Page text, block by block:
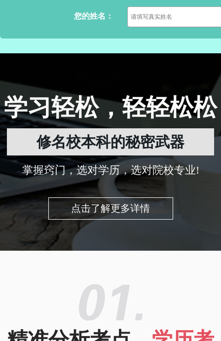
您的姓名：
学习轻松，轻轻松松
修名校本科的秘密武器
掌握窍门，选对学历，选对院校专业!
点击了解更多详情